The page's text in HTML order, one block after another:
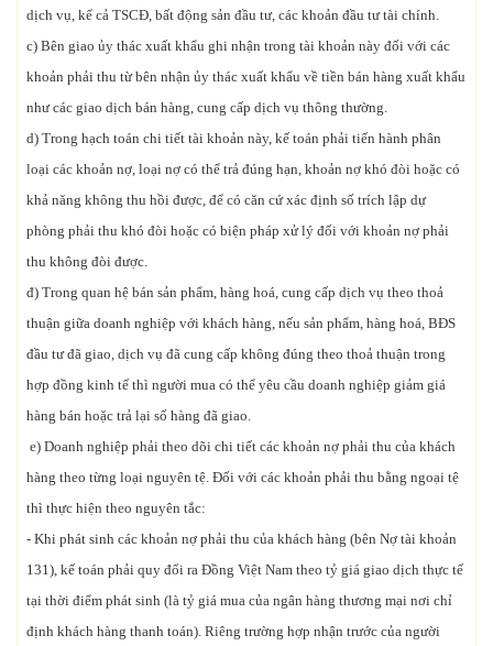
dịch vụ, kể cả TSCĐ, bất động sản đầu tư, các khoản đầu tư tài chính.
c) Bên giao ủy thác xuất khẩu ghi nhận trong tài khoản này đối với các
khoản phải thu từ bên nhận ủy thác xuất khẩu về tiền bán hàng xuất khẩu
như các giao dịch bán hàng, cung cấp dịch vụ thông thường.
d) Trong hạch toán chi tiết tài khoản này, kế toán phải tiến hành phân
loại các khoản nợ, loại nợ có thể trả đúng hạn, khoản nợ khó đòi hoặc có
khả năng không thu hồi được, để có căn cứ xác định số trích lập dự
phòng phải thu khó đòi hoặc có biện pháp xử lý đối với khoản nợ phải
thu không đòi được.
đ) Trong quan hệ bán sản phẩm, hàng hoá, cung cấp dịch vụ theo thoả
thuận giữa doanh nghiệp với khách hàng, nếu sản phẩm, hàng hoá, BĐS
đầu tư đã giao, dịch vụ đã cung cấp không đúng theo thoả thuận trong
hợp đồng kinh tế thì người mua có thể yêu cầu doanh nghiệp giảm giá
hàng bán hoặc trả lại số hàng đã giao.
e) Doanh nghiệp phải theo dõi chi tiết các khoản nợ phải thu của khách
hàng theo từng loại nguyên tệ. Đối với các khoản phải thu bằng ngoại tệ
thì thực hiện theo nguyên tắc:
- Khi phát sinh các khoản nợ phải thu của khách hàng (bên Nợ tài khoản
131), kế toán phải quy đổi ra Đồng Việt Nam theo tỷ giá giao dịch thực tế
tại thời điểm phát sinh (là tỷ giá mua của ngân hàng thương mại nơi chỉ
định khách hàng thanh toán). Riêng trường hợp nhận trước của người